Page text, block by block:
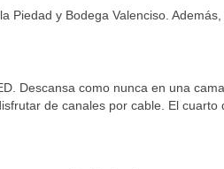
Piedad y Bodega Valenciso. Además,
Descansa como nunca en una
de canales por cable. El cuarto